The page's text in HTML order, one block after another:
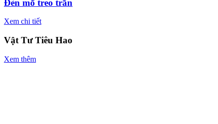
Đèn mổ treo trần
Xem chi tiết
Vật Tư Tiêu Hao
Xem thêm